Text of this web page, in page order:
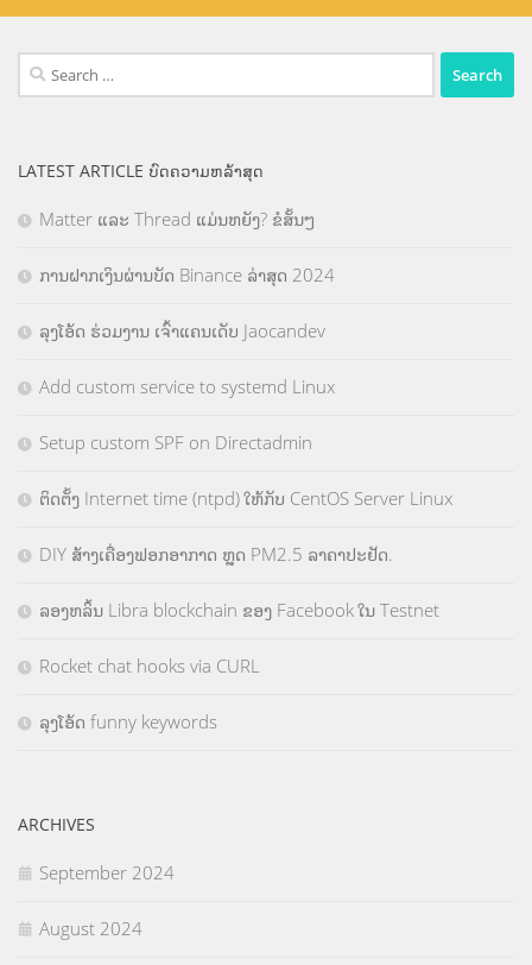
Search
for:
LATEST ARTICLE ບົດຄວາມຫລ້າສຸດ
Matter ແລະ Thread ແມ່ນຫຍັງ? ຂໍສັ້ນໆ
ການຝາກເງິນຜ່ານບັດ Binance ລ່າສຸດ 2024
ລຸງໂອ້ດ ຮ່ວມງານ ເຈົ້າແຄນເດັບ Jaocandev
Add custom service to systemd Linux
Setup custom SPF on Directadmin
ຕິດຕັ້ງ Internet time (ntpd) ໃຫ້ກັບ CentOS Server Linux
DIY ສ້າງເຄື່ອງຟອກອາກາດ ຫຼຸດ PM2.5 ລາຄາປະຢັດ.
ລອງຫລິ້ນ Libra blockchain ຂອງ Facebook ໃນ Testnet
Rocket chat hooks via CURL
ລຸງໂອ້ດ funny keywords
ARCHIVES
September 2024
August 2024